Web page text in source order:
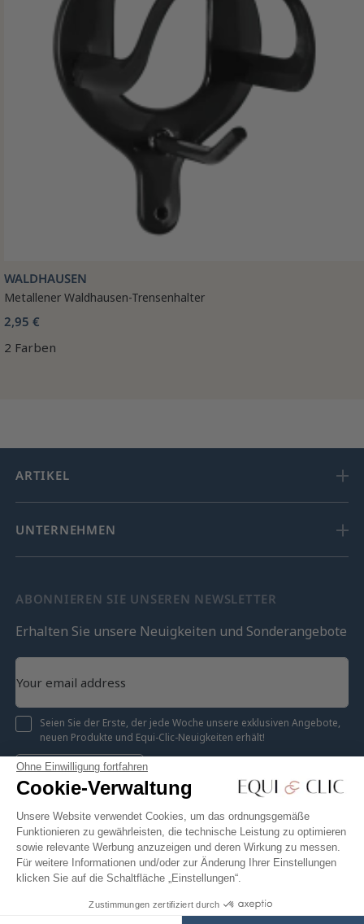
Ohne Einwilligung fortfahren
Cookie-Verwaltung
Unsere Website verwendet Cookies, um das ordnungsgemäße
Funktionieren zu gewährleisten, die technische Leistung zu optimieren
sowie relevante Werbung anzuzeigen und deren Wirkung zu messen.
Für weitere Informationen und/oder zur Änderung Ihrer Einstellungen
klicken Sie auf die Schaltfläche „Einstellungen“.
Zustimmungen zertifiziert durch
In den Warenkorb
WALDHAUSEN
Metallener Waldhausen-Trensenhalter
2,95 €
2 Farben
ARTIKEL
UNTERNEHMEN
ABONNIEREN SIE UNSEREN NEWSLETTER
Erhalten Sie unsere Neuigkeiten und Sonderangebote
Seien Sie der Erste, der jede Woche unsere exklusiven Angebote,
neuen Produkte und Equi-Clic-Neuigkeiten erhält!
Registrieren
Facebook Twitter
YouTube
Pinterest
Instagram